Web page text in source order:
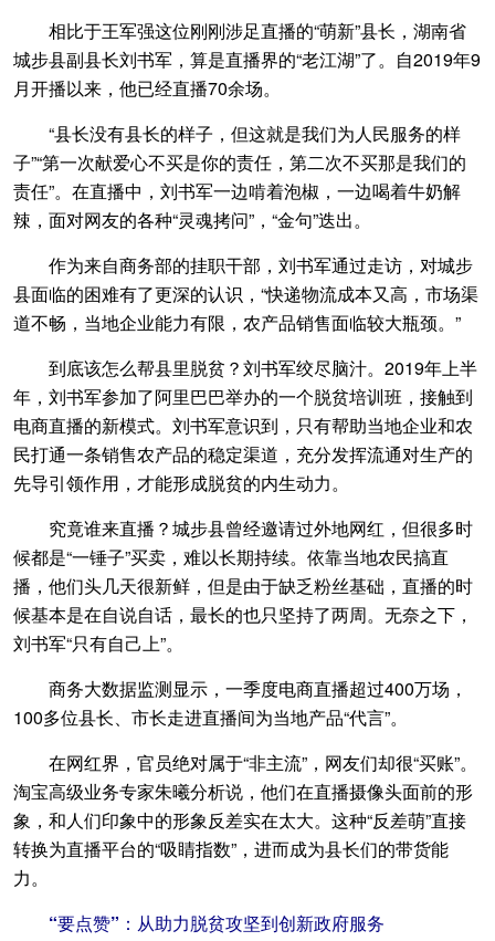
相比于王军强这位刚刚涉足直播的“萌新”县长，湖南省
城步县副县长刘书军，算是直播界的“老江湖”了。自2019年9
月开播以来，他已经直播70余场。
“县长没有县长的样子，但这就是我们为人民服务的样
子”“第一次献爱心不买是你的责任，第二次不买那是我们的
责任”。在直播中，刘书军一边啃着泡椒，一边喝着牛奶解
辣，面对网友的各种“灵魂拷问”，“金句”迭出。
作为来自商务部的挂职干部，刘书军通过走访，对城步
县面临的困难有了更深的认识，“快递物流成本又高，市场渠
道不畅，当地企业能力有限，农产品销售面临较大瓶颈。”
到底该怎么帮县里脱贫？刘书军绞尽脑汁。2019年上半
年，刘书军参加了阿里巴巴举办的一个脱贫培训班，接触到
电商直播的新模式。刘书军意识到，只有帮助当地企业和农
民打通一条销售农产品的稳定渠道，充分发挥流通对生产的
先导引领作用，才能形成脱贫的内生动力。
究竟谁来直播？城步县曾经邀请过外地网红，但很多时
候都是“一锤子”买卖，难以长期持续。依靠当地农民搞直
播，他们头几天很新鲜，但是由于缺乏粉丝基础，直播的时
候基本是在自说自话，最长的也只坚持了两周。无奈之下，
刘书军“只有自己上”。
商务大数据监测显示，一季度电商直播超过400万场，
100多位县长、市长走进直播间为当地产品“代言”。
在网红界，官员绝对属于“非主流”，网友们却很“买账”。
淘宝高级业务专家朱曦分析说，他们在直播摄像头面前的形
象，和人们印象中的形象反差实在太大。这种“反差萌”直接
转换为直播平台的“吸睛指数”，进而成为县长们的带货能
力。
“要点赞”：从助力脱贫攻坚到创新政府服务